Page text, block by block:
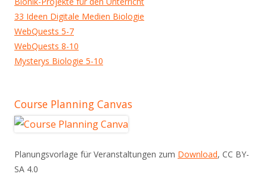
33 Ideen Digitale Medien Biologie
WebQuests 5-7
WebQuests 8-10
Mysterys Biologie 5-10
Course Planning Canvas
Planungsvorlage für Veranstaltungen zum Download, CC BY-
SA 4.0